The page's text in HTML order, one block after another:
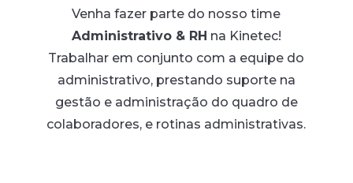
Venha fazer parte do nosso time
Administrativo & RH na Kinetec!
Trabalhar em conjunto com a equipe do
administrativo, prestando suporte na
gestão e administração do quadro de
colaboradores, e rotinas administrativas.